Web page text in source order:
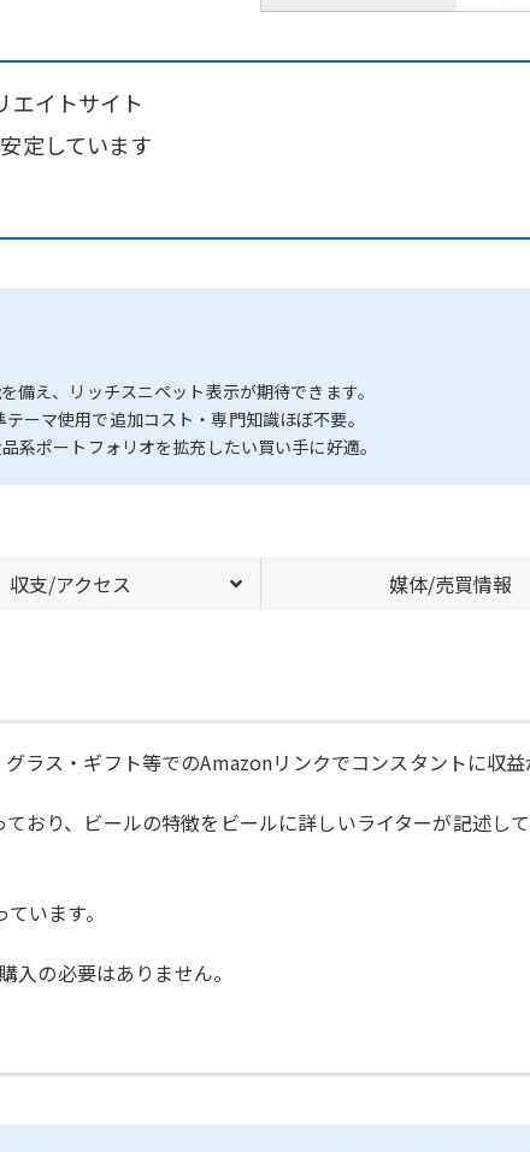
エイトサイト
定しています
備え、リッチスニペット表示が期待できます。
ーマ使用で追加コスト・専門知識ほぼ不要。
系ポートフォリオを拡充したい買い手に好適。
収支/アクセス 媒体/売買情報
ラス・ギフト等でのAmazonリンクでコンスタントに収
おり、ビールの特徴をビールに詳しいライターが記述し
います。
入の必要はありません。